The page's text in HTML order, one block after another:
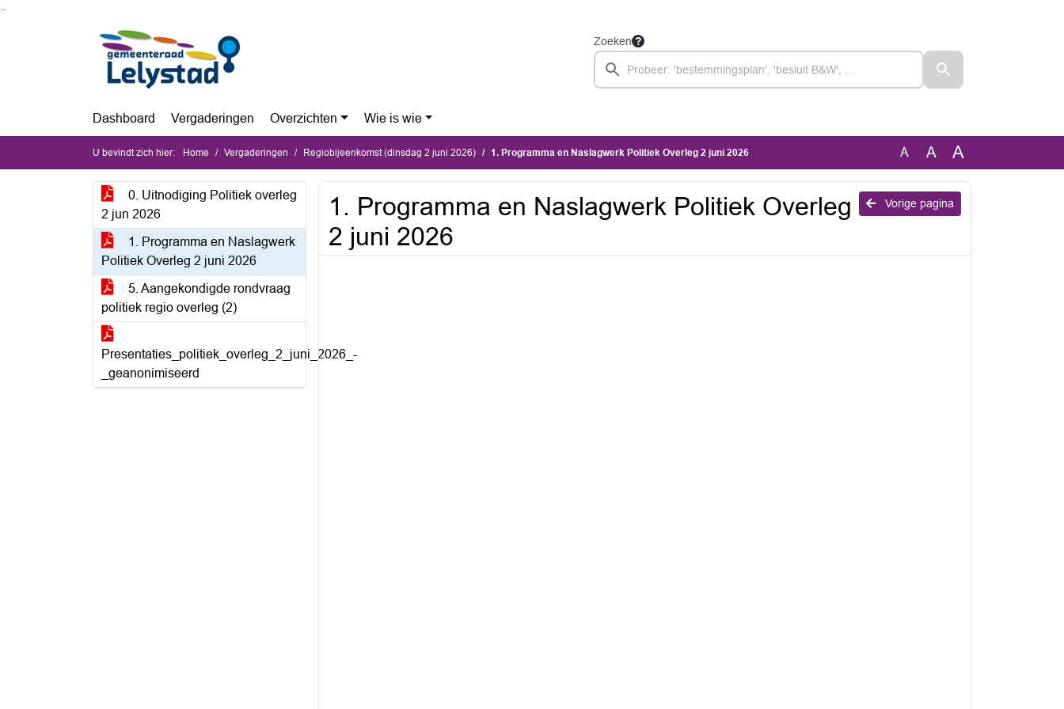
Zoeken
Dashboard Vergaderingen Overzichten Wie is wie
U bevindt zich hier: Home Vergaderingen Regiobijeenkomst (dinsdag 2 juni 2026) 1. Programma en Naslagwerk Politiek Overleg 2 juni 2026 A A A
0. Uitnodiging Politiek overleg
2 jun 2026
1. Programma en Naslagwerk
Politiek Overleg 2 juni 2026
5. Aangekondigde rondvraag
politiek regio overleg (2)
Presentaties_politiek_overleg_2_juni_2026_-
_geanonimiseerd
Vorige pagina
1. Programma en Naslagwerk Politiek Overleg
2 juni 2026